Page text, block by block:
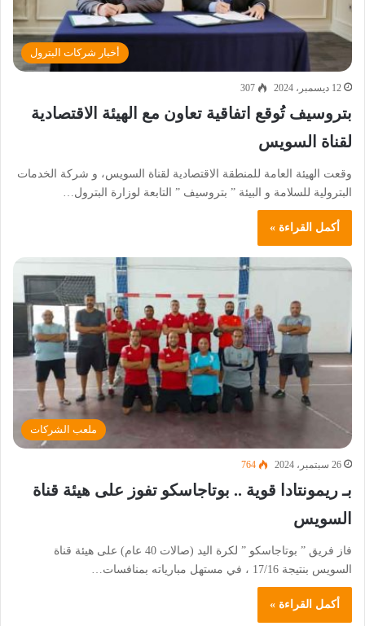
أخبار شركات البترول
12 ديسمبر، 2024 307
بتروسيف تُوقع اتفاقية تعاون مع الهيئة الاقتصادية
لقناة السويس
وقعت الهيئة العامة للمنطقة الاقتصادية لقناة السويس، و شركة الخدمات
البترولية للسلامة و البيئة ” بتروسيف ” التابعة لوزارة البترول…
أكمل القراءة »
ملعب الشركات
26 سبتمبر، 2024 764
بـ ريمونتادا قوية .. بوتاجاسكو تفوز على هيئة قناة
السويس
فاز فريق ” بوتاجاسكو ” لكرة اليد (صالات 40 عام) على هيئة قناة
السويس بنتيجة 17/16 ، في مستهل مبارياته بمنافسات…
أكمل القراءة »